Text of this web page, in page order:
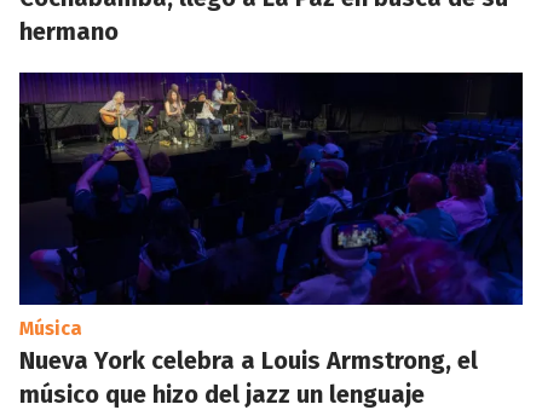
hermano
Música
Nueva York celebra a Louis Armstrong, el
músico que hizo del jazz un lenguaje